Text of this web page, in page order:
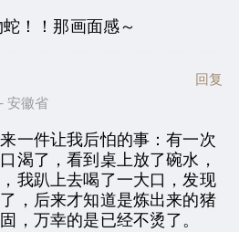
！！那画面感～
安徽省
回复
一件让我后怕的事：有一次
渴了，看到桌上放了碗水，
我趴上去喝了一大口，发现
，后来才知道是炼出来的猪
，万幸的是已经不烫了。